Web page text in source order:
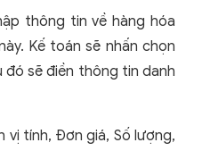
thông tin về hàng hóa
Kế toán sẽ nhấn chọn
đó sẽ điền thông tin danh
vị tính, Đơn giá, Số lượng,